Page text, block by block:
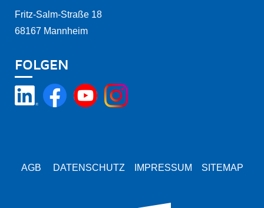
Fritz-Salm-Straße 18
68167 Mannheim
FOLGEN
AGB DATENSCHUTZ IMPRESSUM SITEMAP